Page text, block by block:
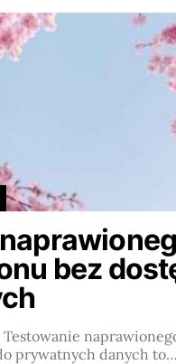
bez
prywatnych danych to…